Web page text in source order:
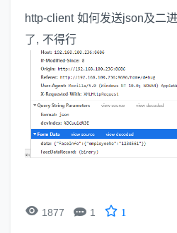
http-client 如何发送json及二
了, 不得行
 1877  1 1